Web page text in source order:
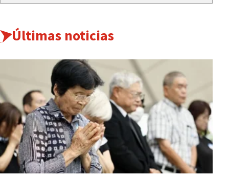
Últimas noticias